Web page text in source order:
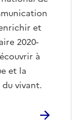
et
2020-
à
et la
vivant.